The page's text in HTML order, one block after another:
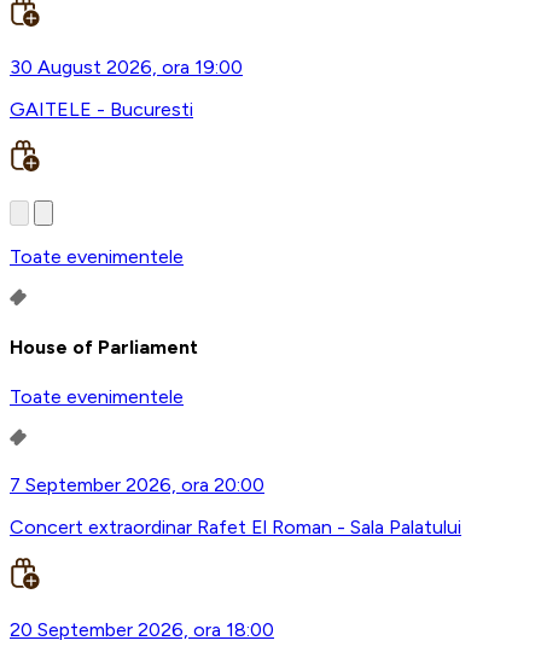
30 August 2026, ora 19:00
GAITELE - Bucuresti
Toate evenimentele
House of Parliament
Toate evenimentele
7 September 2026, ora 20:00
Concert extraordinar Rafet El Roman - Sala Palatului
20 September 2026, ora 18:00